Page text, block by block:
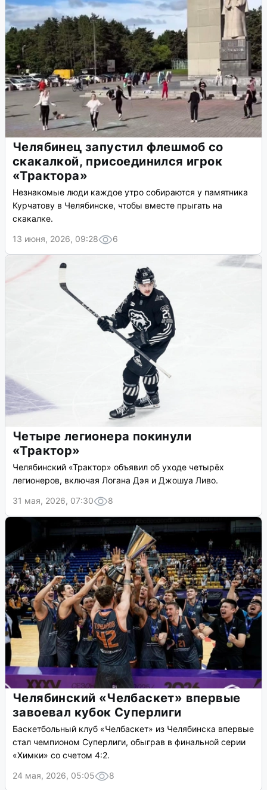
Челябинец запустил флешмоб со
скакалкой, присоединился игрок
«Трактора»
Незнакомые люди каждое утро собираются у памятника
Курчатову в Челябинске, чтобы вместе прыгать на
скакалке.
13 июня, 2026, 09:28
6
Четыре легионера покинули
«Трактор»
Челябинский «Трактор» объявил об уходе четырёх
легионеров, включая Логана Дэя и Джошуа Ливо.
31 мая, 2026, 07:30
8
Челябинский «Челбаскет» впервые
завоевал кубок Суперлиги
Баскетбольный клуб «Челбаскет» из Челябинска впервые
стал чемпионом Суперлиги, обыграв в финальной серии
«Химки» со счетом 4:2.
24 мая, 2026, 05:05
8